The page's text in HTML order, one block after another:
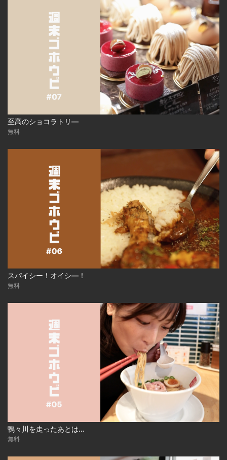
至高のショコラトリ―
無料
スパイシー！オイシ―！
無料
鴨々川を走ったあとは…
無料